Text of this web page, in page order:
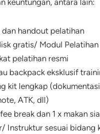
dan handout pelatihan
gratis/ Modul Pelatihan
pelatihan resmi
backpack eksklusif
kit lengkap
ATK, dll)
break dan 1 x makan
Instruktur sesuai bidang